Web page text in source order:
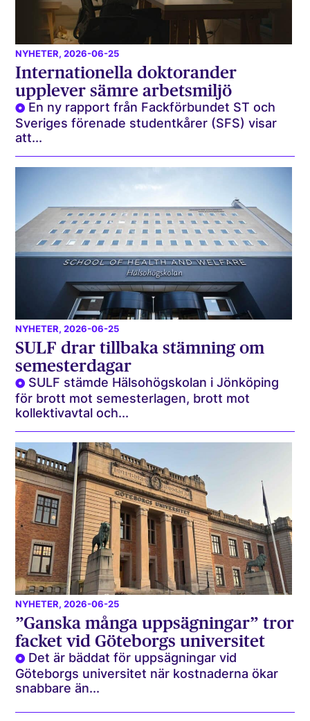
NYHETER, 2026-06-25
Internationella doktorander
upplever sämre arbetsmiljö
En ny rapport från Fackförbundet ST och
Sveriges förenade studentkårer (SFS) visar
att...
NYHETER, 2026-06-25
SULF drar tillbaka stämning om
semesterdagar
SULF stämde Hälsohögskolan i Jönköping
för brott mot semesterlagen, brott mot
kollektivavtal och...
NYHETER, 2026-06-25
”Ganska många uppsägningar” tror
facket vid Göteborgs universitet
Det är bäddat för uppsägningar vid
Göteborgs universitet när kostnaderna ökar
snabbare än...